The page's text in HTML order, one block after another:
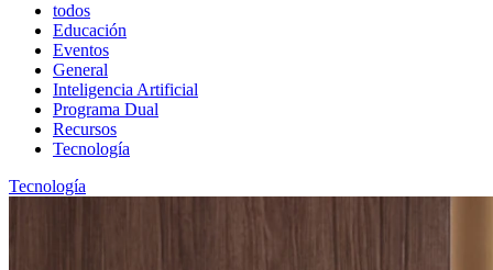
todos
Educación
Eventos
General
Inteligencia Artificial
Programa Dual
Recursos
Tecnología
Tecnología